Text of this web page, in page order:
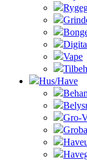
Vape
Hus/Have
Gro-